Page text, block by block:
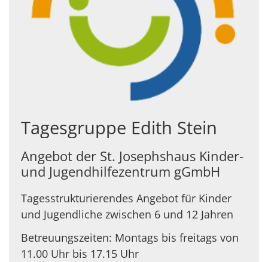
Tagesgruppe Edith Stein
Angebot der St. Josephshaus Kinder-
und Jugendhilfezentrum gGmbH
Tagesstrukturierendes Angebot für Kinder
und Jugendliche zwischen 6 und 12 Jahren
Betreuungszeiten: Montags bis freitags von
11.00 Uhr bis 17.15 Uhr